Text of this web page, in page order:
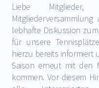
Liebe
lebhafte Diskussion
für unsere
hierzu bereits informiert
Saison erneut mit den
kommen. Vor diesem